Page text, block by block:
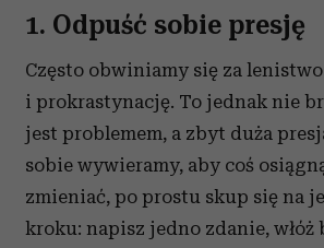
1. Odpuść sobie presję
Często obwiniamy się za lenistwo
i prokrastynację. To jednak nie
jest problemem, a zbyt duża
sobie wywieramy, aby coś
zmieniać, po prostu skup się na
kroku: napisz jedno zdanie, włóż